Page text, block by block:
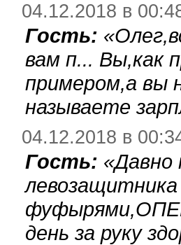
04.12.2018 в
Гость: «
вам п... Вы,как
примером,а вы
называете
04.12.2018 в
Гость: «Давно
день за руку